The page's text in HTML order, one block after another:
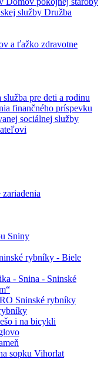
služby Družba
a ťažko zdravotne
pre deti a rodinu
finančného príspevku
sociálnej služby
Sniny
rybníky - Biele
- Snina - Sninské
Sninské rybníky
i na bicykli
sopku Vihorlat